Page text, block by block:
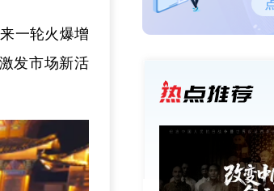
一轮火爆增
发市场新活